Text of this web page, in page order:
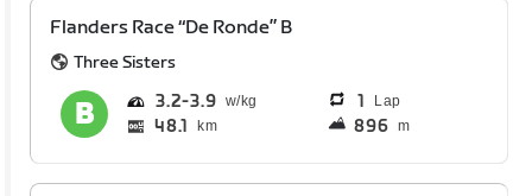
Flanders Race “De Ronde” B
Three Sisters
3.2 3.9 1 Lap
48.1 km 896 m